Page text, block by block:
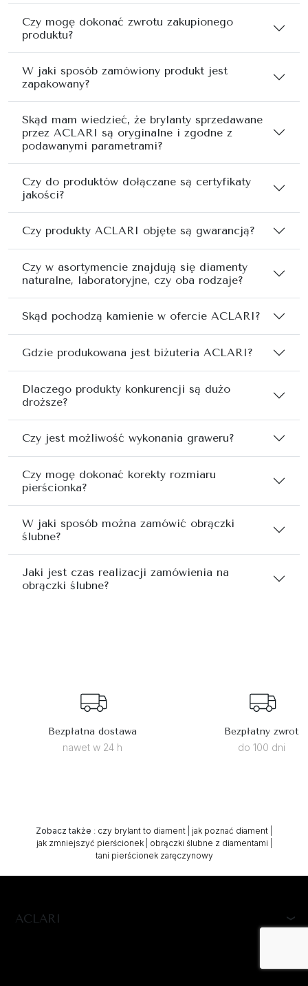
Czy mogę dokonać zwrotu zakupionego
produktu?
W jaki sposób zamówiony produkt jest
zapakowany?
Skąd mam wiedzieć, że brylanty sprzedawane
przez ACLARI są oryginalne i zgodne z
podawanymi parametrami?
Czy do produktów dołączane są certyfikaty
jakości?
Czy produkty ACLARI objęte są gwarancją?
Czy w asortymencie znajdują się diamenty
naturalne, laboratoryjne, czy oba rodzaje?
Skąd pochodzą kamienie w ofercie ACLARI?
Gdzie produkowana jest biżuteria ACLARI?
Dlaczego produkty konkurencji są dużo
droższe?
Czy jest możliwość wykonania graweru?
Czy mogę dokonać korekty rozmiaru
pierścionka?
W jaki sposób można zamówić obrączki
ślubne?
Jaki jest czas realizacji zamówienia na
obrączki ślubne?
Bezpłatna dostawa
nawet w 24 h
Bezpłatny zwrot
do 100 dni
Zobacz także : czy brylant to diament jak poznać diament
jak zmniejszyć pierścionek| obrączki ślubne z diamentami
tani pierścionek zaręczynowy
ACLARI